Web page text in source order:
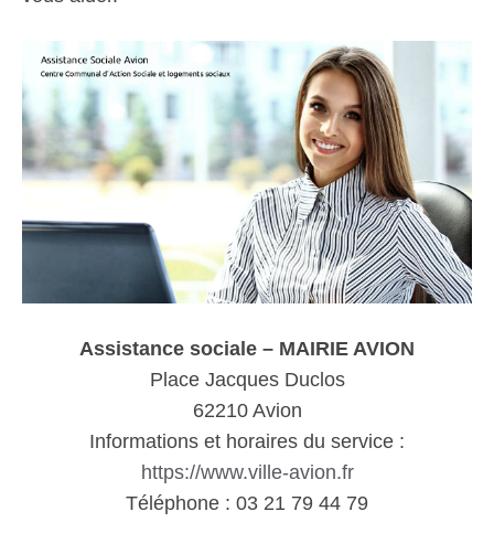
Assistance sociale – MAIRIE AVION
Place Jacques Duclos
62210 Avion
Informations et horaires du service :
https://www.ville-avion.fr
Téléphone : 03 21 79 44 79